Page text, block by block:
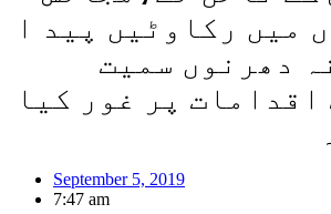
میں رکاوٹیں پید ا
دھرنوں سمیت
اقدامات پر غور کیا
September 5, 2019
7:47 am